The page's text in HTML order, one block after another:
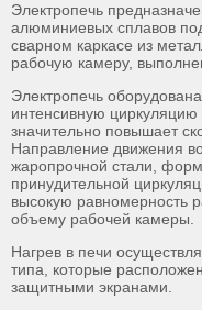
Электропечь
алюминиевых сплавов
сварном каркасе из
рабочую камеру,
Электропечь
интенсивную
значительно повышает
Направление движения
жаропрочной стали,
принудительной
высокую равномерность
объему рабочей камеры.
Нагрев в печи
типа, которые
защитными экранами.